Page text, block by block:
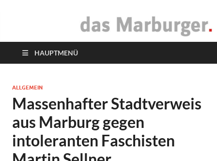
das Marburger.
HAUPTMENÜ
ALLGEMEIN
Massenhafter Stadtverweis
aus Marburg gegen
intoleranten Faschisten